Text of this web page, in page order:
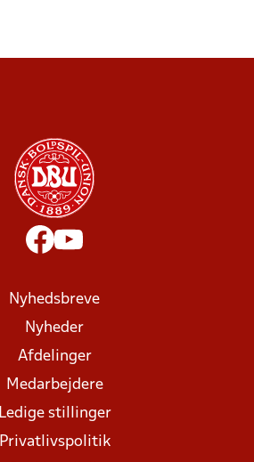
Nyhedsbreve
Nyheder
Afdelinger
Medarbejdere
Ledige stillinger
Privatlivspolitik